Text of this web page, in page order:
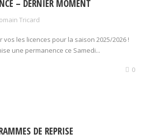
– DERNIER MOMENT
Tricard
vos les licences pour la saison 2025/2026 !
une permanence ce Samedi...
0
DE REPRISE